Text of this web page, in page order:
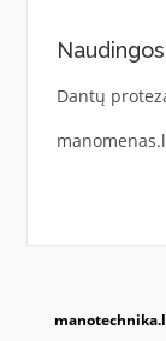
Dantų